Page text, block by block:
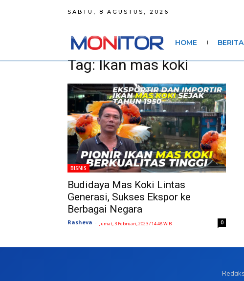
SABTU, 8 AGUSTUS, 2026
HOME BERITA
Tag: Ikan mas koki
BISNIS
Budidaya Mas Koki Lintas
Generasi, Sukses Ekspor ke
Berbagai Negara
Rasheva - Jumat, 3 Februari, 2023 / 14:48 WIB 0